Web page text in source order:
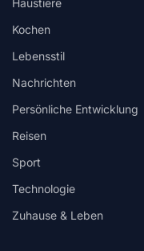
Haustiere
Kochen
Lebensstil
Nachrichten
Persönliche Entwicklung
Reisen
Sport
Technologie
Zuhause & Leben